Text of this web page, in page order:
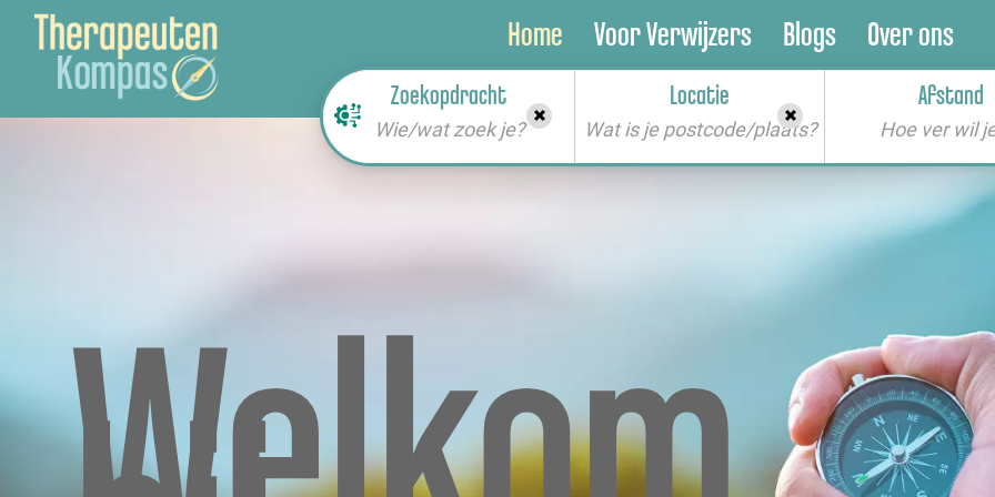
Home Voor Verwijzers Blogs Over ons
Zoekopdracht
Wie/wat zoek je?
Locatie
Wat is je postcode/plaats?
Afstand